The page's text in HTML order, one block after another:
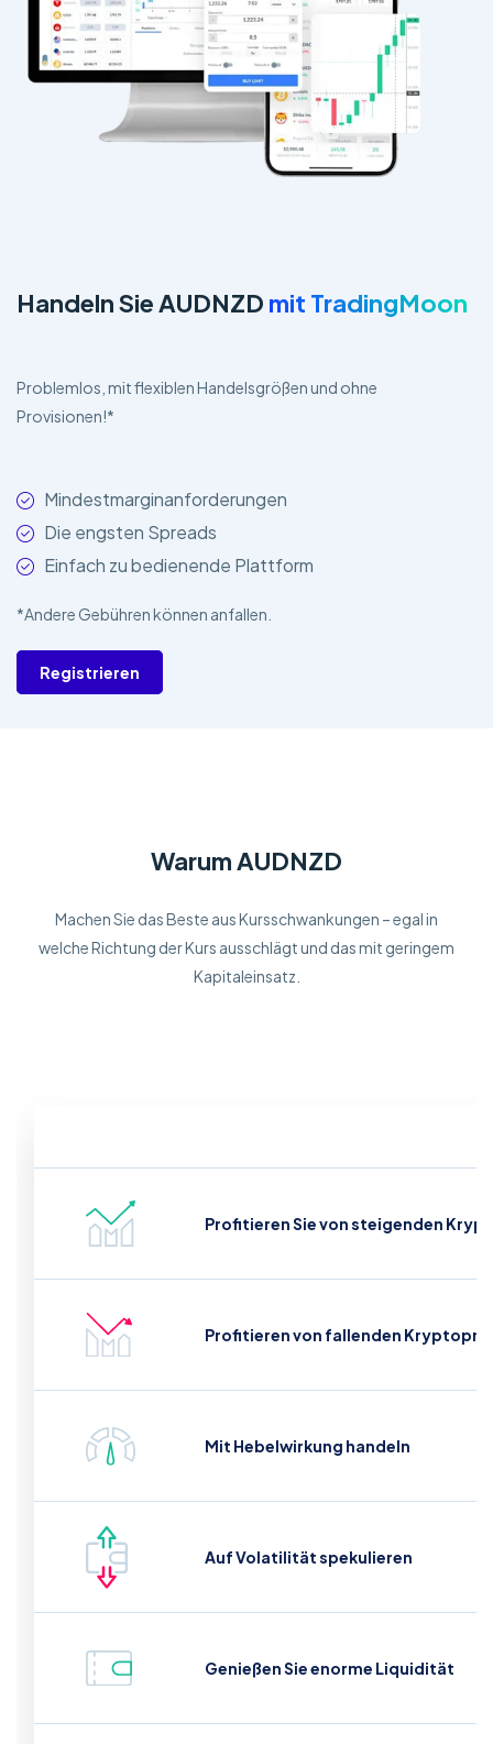
Handeln Sie AUDNZD mit TradingMoon
Problemlos, mit flexiblen Handelsgrößen und ohne
Provisionen!*
Mindestmarginanforderungen
Die engsten Spreads
Einfach zu bedienende Plattform
*Andere Gebühren können anfallen.
Registrieren
Warum AUDNZD
Machen Sie das Beste aus Kursschwankungen – egal in
welche Richtung der Kurs ausschlägt und das mit geringem
Kapitaleinsatz.
Profitieren Sie von steigenden
Profitieren von fallenden
Mit Hebelwirkung handeln
Auf Volatilität spekulieren
Genießen Sie enorme Liquidität